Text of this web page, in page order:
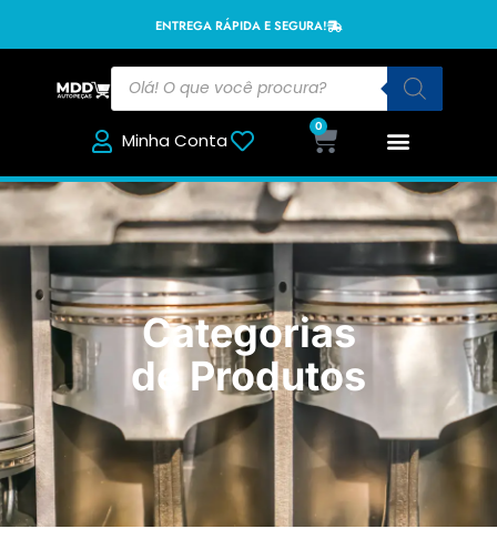
ENTREGA RÁPIDA E SEGURA!
Minha Conta
0
Categorias
de Produtos